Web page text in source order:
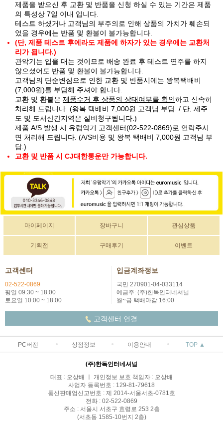
제품을 받으신 후 교환 및 반품을 신청 하실 수 있는 기간은 제품
의 특성상 7일 이내 입니다.
테스트 하셨거나 고객님의 부주의로 인해 상품의 가치가 훼손되
었을 경우에는 반품 및 환불이 불가능합니다.
(단, 제품 테스트 후에라도 제품에 하자가 있는 경우에는 교환처
리가 됩니다.)
관악기는 입을 대는 것이므로 배송 완료 후 테스트 연주를 하지
않으셨어도 반품 및 환불이 불가능합니다.
고객님의 단순변심으로 인한 교환 및 반품시에는 왕복택배비
(7,000원)를 부담해 주셔야 합니다.
교환 및 환불은 제품수거 후 상품의 상태여부를 확인하고 신속히
처리해 드립니다. (왕복 택배비 7,000원 고객님 부담. / 단, 제주
도 및 도서산간지역은 실비청구됩니다.)
제품 A/S 발생 시 유럽악기 고객센터(02-522-0869)로 연락주시
면 처리해 드립니다. (A/S비용 및 왕복 택배비 7,000원 고객님 부
담.)
교환 및 반품 시 CJ대한통운만 가능합니다.
마이페이지 장바구니 관심상품
기획전 구매후기 이벤트
고객센터
02-522-0869
평일 09:30 ~ 18:00
토요일 10:00 ~ 18:00
입금계좌정보
국민 270901-04-033114
예금주: (주)한독인터네셔널
월~금 택배마감 16:00
고객센터 연결
PC버전 상점정보 이용안내 TOP ▲
(주)한독인터네셔널
대표 : 오상배 ㅣ 개인정보 보호 책임자 : 오상배
사업자 등록번호 : 129-81-79618
통신판매업신고번호 : 제 2014-서울서초-0781호
전화 : 02-522-0869
주소 : 서울시 서초구 효령로 253 2층
(서초동 1585-10번지 2층)